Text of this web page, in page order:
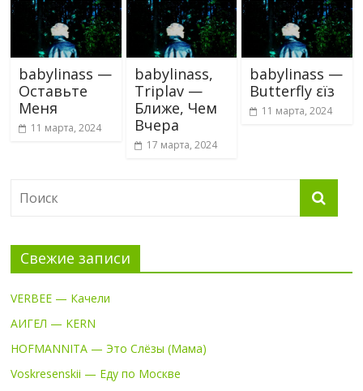
babylinass —
Оставьте
Меня
11 марта, 2024
babylinass,
Triplav —
Ближе, Чем
Вчера
17 марта, 2024
babylinass —
Butterfly εïз
11 марта, 2024
Свежие записи
VERBEE — Качели
АИГЕЛ — KERN
HOFMANNITA — Это Слёзы (Мама)
Voskresenskii — Еду по Москве